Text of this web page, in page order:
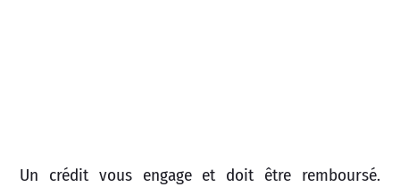
Un crédit vous engage et doit être remboursé.